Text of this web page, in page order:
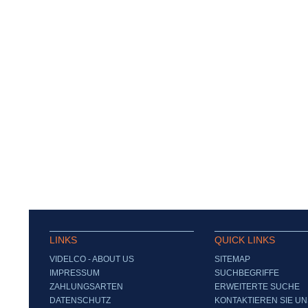
LINKS
VIDELCO - ABOUT US
IMPRESSUM
ZAHLUNGSARTEN
DATENSCHUTZ
QUICK LINKS
SITEMAP
SUCHBEGRIFFE
ERWEITERTE SUCHE
KONTAKTIEREN SIE